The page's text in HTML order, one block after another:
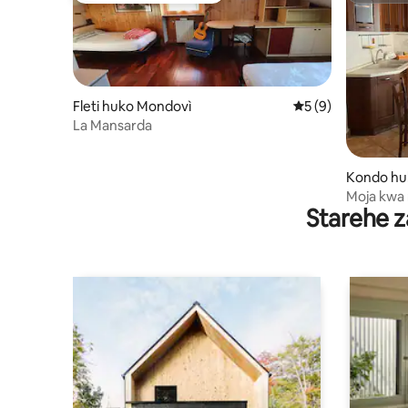
Fleti huko Mondovì Ukadiriaji wa
5 (9)
La Mansarda
Kondo
Moja
cha
Starehe